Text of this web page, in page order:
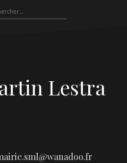
:
Lestra